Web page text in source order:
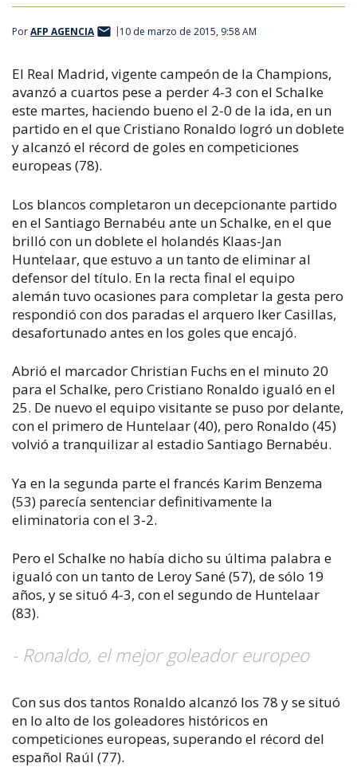
PorAFP AGENCIA 10 de marzo de 2015, 9:58 AM
El Real Madrid, vigente campeón de la Champions,
avanzó a cuartos pese a perder 4-3 con el Schalke
este martes, haciendo bueno el 2-0 de la ida, en un
partido en el que Cristiano Ronaldo logró un doblete
y alcanzó el récord de goles en competiciones
europeas (78).
Los blancos completaron un decepcionante partido
en el Santiago Bernabéu ante un Schalke, en el que
brilló con un doblete el holandés Klaas-Jan
Huntelaar, que estuvo a un tanto de eliminar al
defensor del título. En la recta final el equipo
alemán tuvo ocasiones para completar la gesta pero
respondió con dos paradas el arquero Iker Casillas,
desafortunado antes en los goles que encajó.
Abrió el marcador Christian Fuchs en el minuto 20
para el Schalke, pero Cristiano Ronaldo igualó en el
25. De nuevo el equipo visitante se puso por delante,
con el primero de Huntelaar (40), pero Ronaldo (45)
volvió a tranquilizar al estadio Santiago Bernabéu.
Ya en la segunda parte el francés Karim Benzema
(53) parecía sentenciar definitivamente la
eliminatoria con el 3-2.
Pero el Schalke no había dicho su última palabra e
igualó con un tanto de Leroy Sané (57), de sólo 19
años, y se situó 4-3, con el segundo de Huntelaar
(83).
- Ronaldo, el mejor goleador europeo
Con sus dos tantos Ronaldo alcanzó los 78 y se situó
en lo alto de los goleadores históricos en
competiciones europeas, superando el récord del
español Raúl (77).